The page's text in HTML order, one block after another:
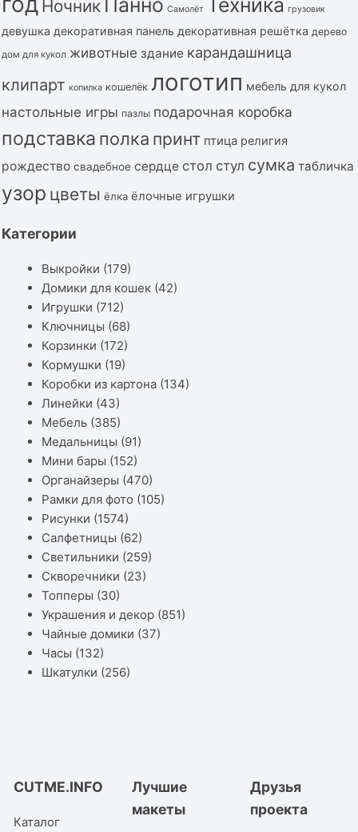
Ночник Самолёт грузовик
девушка декоративная панель декоративная решётка дерево
дом для кукол животные здание карандашница
клипарт копилка кошелёк логотип мебель для кукол
настольные игры пазлы подарочная коробка
подставка полка принт птица религия
рождество свадебное сердце стол стул сумка табличка
узор цветы ёлка ёлочные игрушки
Категории
Выкройки (179)
Домики для кошек (42)
Игрушки (712)
Ключницы (68)
Корзинки (172)
Кормушки (19)
Коробки из картона (134)
Линейки (43)
Мебель (385)
Медальницы (91)
Мини бары (152)
Органайзеры (470)
Рамки для фото (105)
Рисунки (1574)
Салфетницы (62)
Светильники (259)
Скворечники (23)
Топперы (30)
Украшения и декор (851)
Чайные домики (37)
Часы (132)
Шкатулки (256)
CUTME.INFO
Каталог
Лучшие
макеты
Друзья
проекта